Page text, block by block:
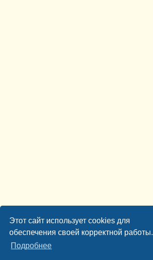
Этот сайт использует cookies для
обеспечения своей корректной работы.
Подробнее